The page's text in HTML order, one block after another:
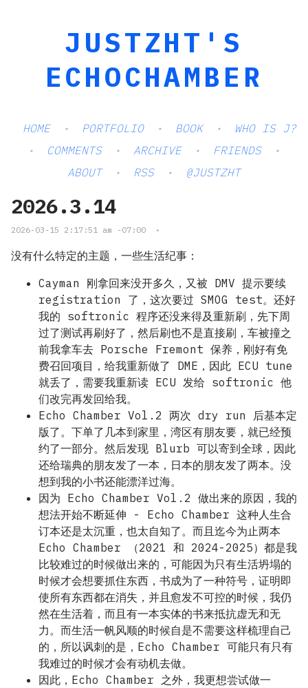
JUSTZHT'S
ECHOCHAMBER
HOME PORTFOLIO BOOK
WHO IS J?
COMMENTS
ARCHIVE
FRIENDS
ABOUT
RSS @JUSTZHT
2026.3.14
2026-03-15 2:17:51 am -07:00 •
没有什么特定的主题，一些生活纪事：
Cayman 刚拿回来没开多久，又被 DMV 提示要续
registration 了，这次要过 SMOG test。还好
我的 softronic 程序还没来得及重新刷，先下周
过了测试再刷好了，然后刷也不是直接刷，车被撞之
前我拿车去 Porsche Fremont 保养，刚好有免
费召回项目，给我重新做了 DME，因此 ECU tune
就丢了，需要我重新读 ECU 发给 softronic 他
们改完再发回给我。
Echo Chamber Vol.2 两次 dry run 后基本定
版了。下单了几本到家里，湾区有朋友要，就已经预
约了一部分。然后发现 Blurb 可以寄到全球，因此
还给瑞典的朋友发了一本，日本的朋友发了两本。没
想到我的小书还能漂洋过海。
因为 Echo Chamber Vol.2 做出来的原因，我的
想法开始不断延伸 - Echo Chamber 这种人生合
订本还是太沉重，也太自知了。而且迄今为止两本
Echo Chamber （2021 和 2024-2025）都是我
比较难过的时候做出来的，可能因为只有生活坍塌的
时候才会想要抓住东西，书成为了一种符号，证明即
使所有东西都在消失，并且愈发不可控的时候，我仍
然在生活着，而且有一本实体的书来抵抗虚无和无
力。而生活一帆风顺的时候自是不需要这样梳理自己
的，所以讽刺的是，Echo Chamber 可能只有只有
我难过的时候才会有动机去做。
因此，Echo Chamber 之外，我更想尝试做一